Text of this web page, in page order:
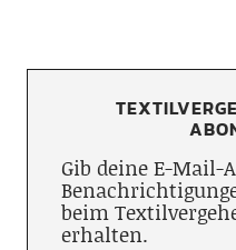
Gib deine E-Mail-
beim
erhalten.